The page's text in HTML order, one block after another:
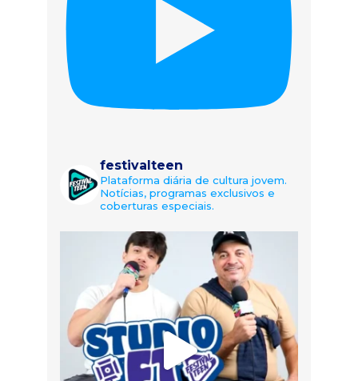
festivalteen
Plataforma diária de cultura jovem.
Notícias, programas exclusivos e
coberturas especiais.